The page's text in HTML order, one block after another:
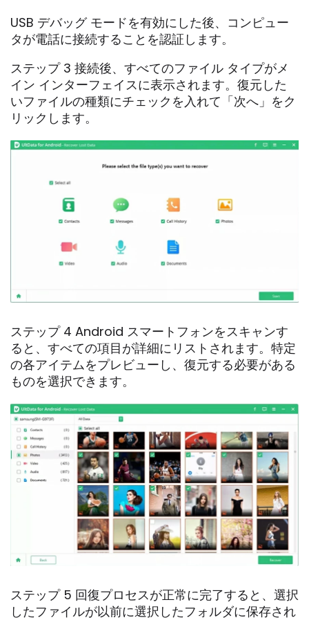
USB デバッグ モードを有効にした後、コンピュー
タが電話に接続することを認証します。
ステップ 3 接続後、すべてのファイル タイプがメ
イン インターフェイスに表示されます。復元した
いファイルの種類にチェックを入れて「次へ」をク
リックします。
ステップ 4 Android スマートフォンをスキャンす
ると、すべての項目が詳細にリストされます。特定
の各アイテムをプレビューし、復元する必要がある
ものを選択できます。
ステップ 5 回復プロセスが正常に完了すると、選択
したファイルが以前に選択したフォルダに保存され